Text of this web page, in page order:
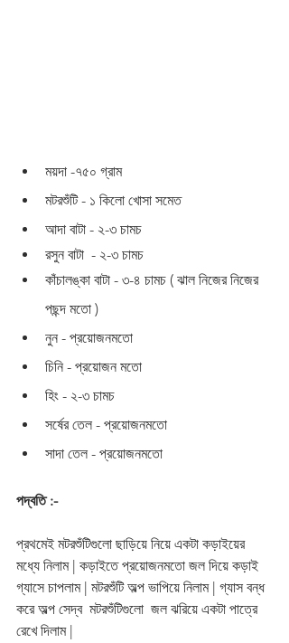
ময়দা -৭৫০ গ্রাম
মটরশুঁটি - ১ কিলো খোসা সমেত
আদা বাটা - ২-৩ চামচ
রসুন বাটা  - ২-৩ চামচ
কাঁচালঙ্কা বাটা - ৩-৪ চামচ ( ঝাল নিজের নিজের
পছন্দ মতো )
নুন - প্রয়োজনমতো
চিনি - প্রয়োজন মতো
হিং - ২-৩ চামচ
সর্ষের তেল - প্রয়োজনমতো
সাদা তেল - প্রয়োজনমতো
পদ্বতি :-
প্রথমেই মটরশুঁটিগুলো ছাড়িয়ে নিয়ে একটা কড়াইয়ের
মধ্যে নিলাম | কড়াইতে প্রয়োজনমতো জল দিয়ে কড়াই
গ্যাসে চাপলাম | মটরশুঁটি অল্প ভাপিয়ে নিলাম | গ্যাস বন্ধ
করে অল্প সেদ্ব  মটরশুঁটিগুলো  জল ঝরিয়ে একটা পাত্রে
রেখে দিলাম |